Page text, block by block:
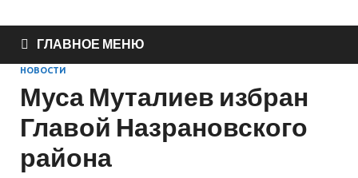
ГЛАВНОЕ МЕНЮ
НОВОСТИ
Муса Муталиев избран
Главой Назрановского
района